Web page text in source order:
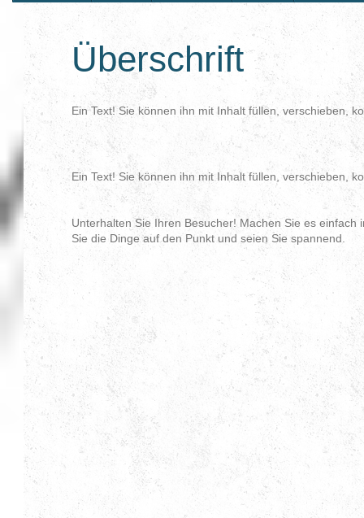
Überschrift
Ein Text! Sie können ihn mit Inhalt füllen, verschieben,
Ein Text! Sie können ihn mit Inhalt füllen, verschieben,
Unterhalten Sie Ihren Besucher! Machen Sie es einfach
Sie die Dinge auf den Punkt und seien Sie spannend.